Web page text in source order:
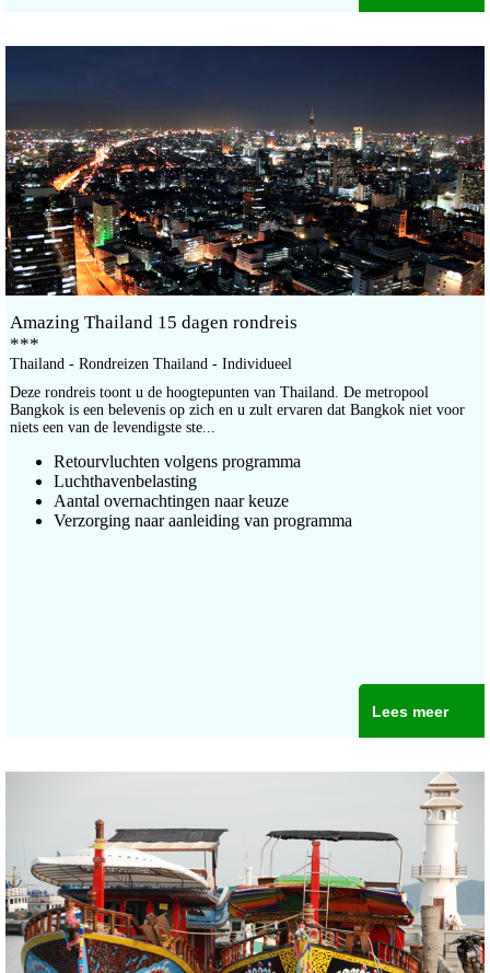
Amazing Thailand 15 dagen rondreis
***
Thailand - Rondreizen Thailand - Individueel
Deze rondreis toont u de hoogtepunten van Thailand. De metropool
Bangkok is een belevenis op zich en u zult ervaren dat Bangkok niet voor
niets een van de levendigste ste...
Retourvluchten volgens programma
Luchthavenbelasting
Aantal overnachtingen naar keuze
Verzorging naar aanleiding van programma
Lees meer